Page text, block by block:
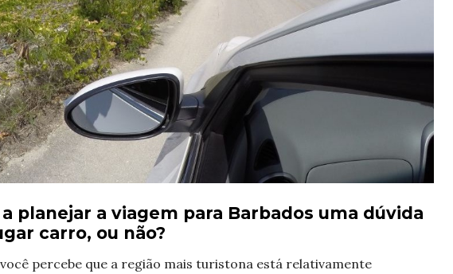
planejar a viagem para Barbados uma dúvida
carro, ou não?
percebe que a região mais turistona está relativamente